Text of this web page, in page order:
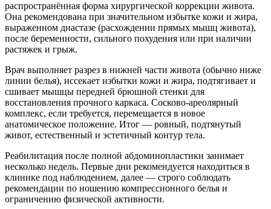
распространённая форма хирургической коррекции живота.
Она рекомендована при значительном избытке кожи и жира,
выраженном диастазе (расхождении прямых мышц живота),
после беременности, сильного похудения или при наличии
растяжек и грыж.
Врач выполняет разрез в нижней части живота (обычно ниже
линии белья), иссекает избытки кожи и жира, подтягивает и
сшивает мышцы передней брюшной стенки для
восстановления прочного каркаса. Сосково-ареолярный
комплекс, если требуется, перемещается в новое
анатомическое положение. Итог — ровный, подтянутый
живот, естественный и эстетичный контур тела.
Реабилитация после полной абдоминопластики занимает
несколько недель. Первые дни рекомендуется находиться в
клинике под наблюдением, далее — строго соблюдать
рекомендации по ношению компрессионного белья и
ограничению физической активности.